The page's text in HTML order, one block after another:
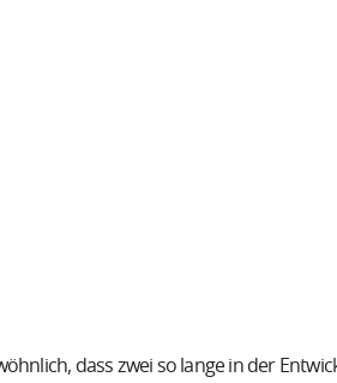
dass zwei so lange in der